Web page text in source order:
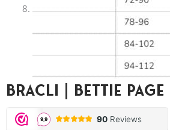
Bracli | Bettie